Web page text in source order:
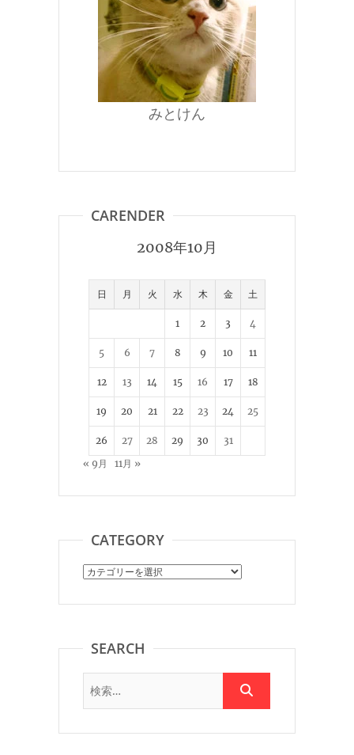
みとけん
CARENDER
2008年10月
日 月 火 水 木 金 土
1 2 3 4
5 6 7 8 9 10 11
12 13 14 15 16 17 18
19 20 21 22 23 24 25
26 27 28 29 30
31
« 9月
11月 »
CATEGORY
Category
SEARCH